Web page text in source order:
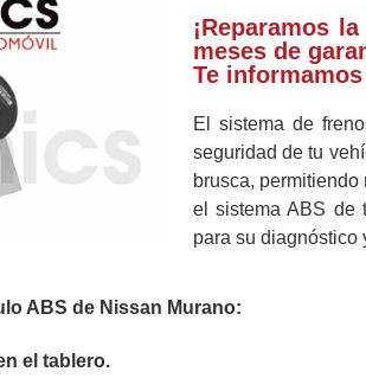
¡Reparamos
meses de
Te
El sistema de
seguridad de tu
brusca,
el sistema ABS de
para su diagnóstico
ABS de Nissan Murano:
el tablero.